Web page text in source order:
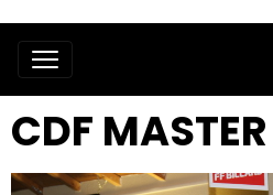
CDF MASTER